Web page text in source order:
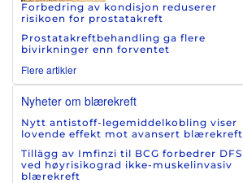
Forbedring av kondisjon reduserer
risikoen for prostatakreft
Prostatakreftbehandling ga flere
bivirkninger enn forventet
Flere artikler
Nyheter om blærekreft
Nytt antistoff-legemiddelkobling viser
lovende effekt mot avansert blærekreft
Tillägg av Imfinzi til BCG forbedrer DFS
ved høyrisikograd ikke-muskelinvasiv
blærekreft